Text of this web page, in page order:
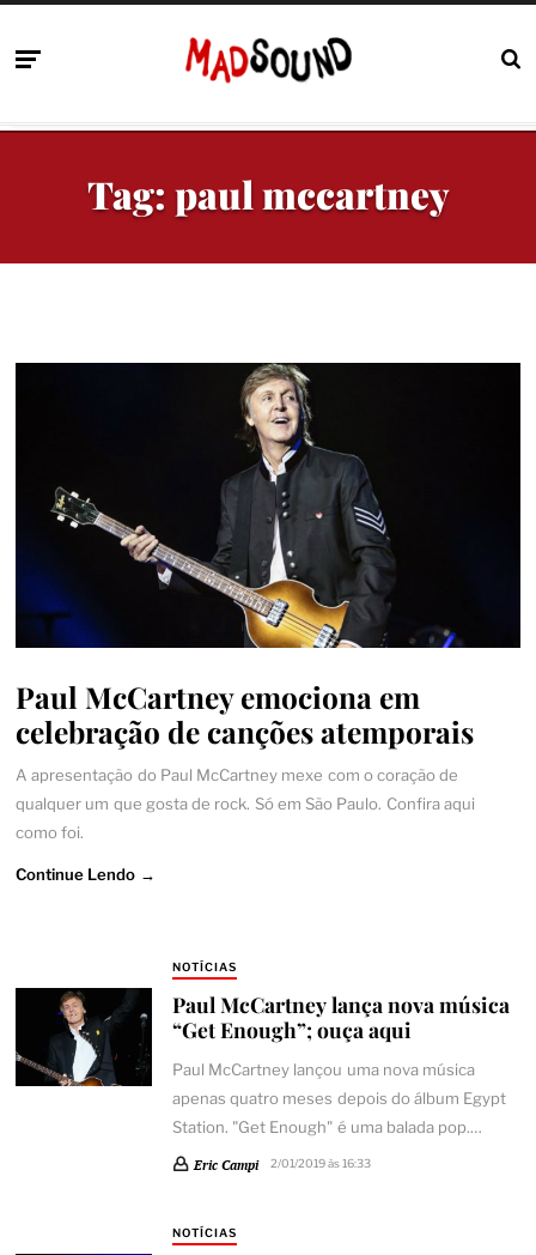
Tag: paul mccartney
Paul McCartney emociona em
celebração de canções atemporais
A apresentação do Paul McCartney mexe com o coração de
qualquer um que gosta de rock. Só em São Paulo. Confira aqui
como foi.
Continue Lendo →
NOTÍCIAS
Paul McCartney lança nova música
“Get Enough”; ouça aqui
Paul McCartney lançou uma nova música
apenas quatro meses depois do álbum Egypt
Station. "Get Enough" é uma balada pop.…
Eric Campi 2/01/2019 às 16:33
NOTÍCIAS